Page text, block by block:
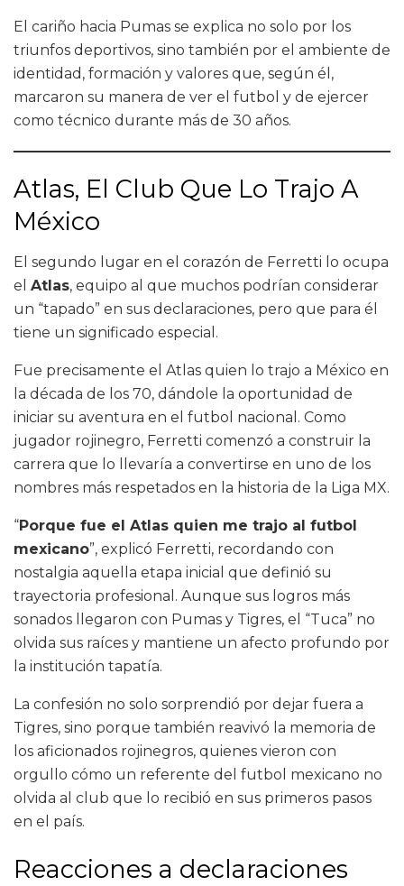
El cariño hacia Pumas se explica no solo por los
triunfos deportivos, sino también por el ambiente de
identidad, formación y valores que, según él,
marcaron su manera de ver el futbol y de ejercer
como técnico durante más de 30 años.
Atlas, El Club Que Lo Trajo A
México
El segundo lugar en el corazón de Ferretti lo ocupa
el Atlas, equipo al que muchos podrían considerar
un “tapado” en sus declaraciones, pero que para él
tiene un significado especial.
Fue precisamente el Atlas quien lo trajo a México en
la década de los 70, dándole la oportunidad de
iniciar su aventura en el futbol nacional. Como
jugador rojinegro, Ferretti comenzó a construir la
carrera que lo llevaría a convertirse en uno de los
nombres más respetados en la historia de la Liga MX.
“Porque fue el Atlas quien me trajo al futbol
mexicano”, explicó Ferretti, recordando con
nostalgia aquella etapa inicial que definió su
trayectoria profesional. Aunque sus logros más
sonados llegaron con Pumas y Tigres, el “Tuca” no
olvida sus raíces y mantiene un afecto profundo por
la institución tapatía.
La confesión no solo sorprendió por dejar fuera a
Tigres, sino porque también reavivó la memoria de
los aficionados rojinegros, quienes vieron con
orgullo cómo un referente del futbol mexicano no
olvida al club que lo recibió en sus primeros pasos
en el país.
Reacciones a declaraciones